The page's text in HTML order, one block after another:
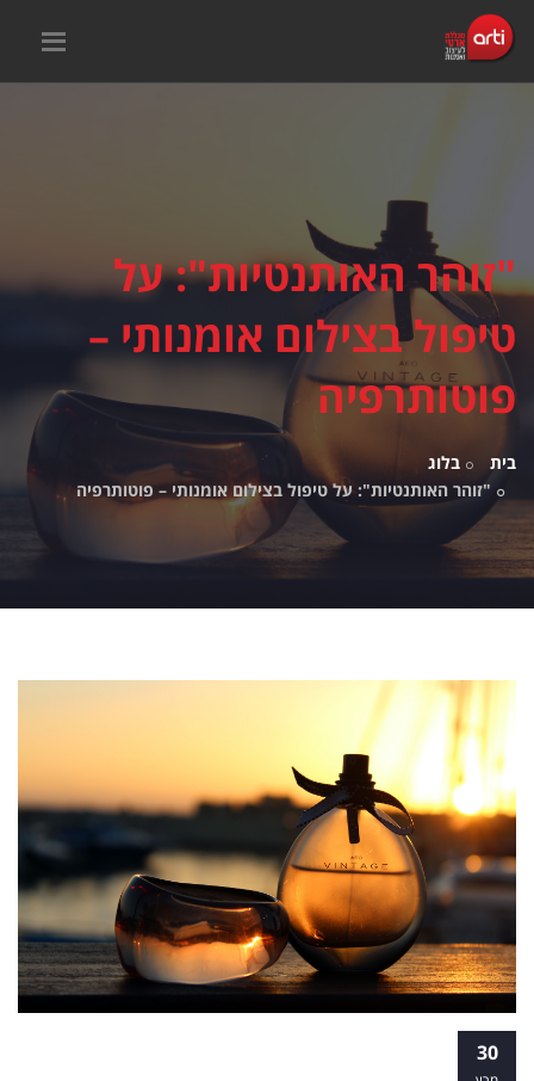
"זוהר האותנטיות": על
טיפול בצילום אומנותי –
פוטותרפיה
בית
בלוג
"זוהר האותנטיות": על טיפול בצילום אומנותי – פוטותרפיה
30